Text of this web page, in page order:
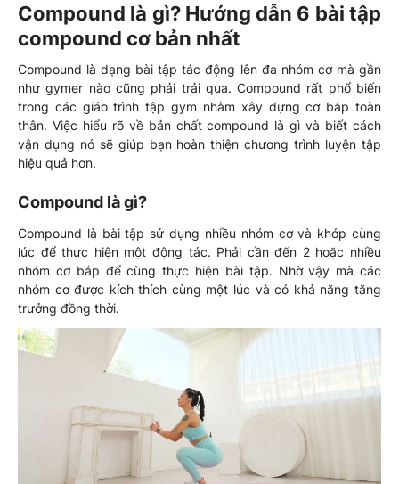
Compound là gì? Hướng dẫn 6 bài tập
compound cơ bản nhất
Compound là dạng bài tập tác động lên đa nhóm cơ mà gần
như gymer nào cũng phải trải qua. Compound rất phổ biến
trong các giáo trình tập gym nhằm xây dựng cơ bắp toàn
thân. Việc hiểu rõ về bản chất compound là gì và biết cách
vận dụng nó sẽ giúp bạn hoàn thiện chương trình luyện tập
hiệu quả hơn.
Compound là gì?
Compound là bài tập sử dụng nhiều nhóm cơ và khớp cùng
lúc để thực hiện một động tác. Phải cần đến 2 hoặc nhiều
nhóm cơ bắp để cùng thực hiện bài tập. Nhờ vậy mà các
nhóm cơ được kích thích cùng một lúc và có khả năng tăng
trưởng đồng thời.